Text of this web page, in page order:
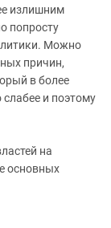
излишним
попросту
Можно
причин,
в более
и поэтому
на
основных